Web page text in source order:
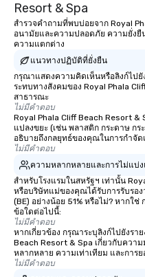
Resort & Spa
สำรวจคำถามที่พบบ่อยจาก Royal
อนามัยและความปลอดภัย ความยั่ง
ความแตกต่าง
แนวทางปฏิบัติที่ยั่งยืน
กรุณาแสดงความคิดเห็นหรือลิงก์ไป
ระทบทางสังคมของ Royal Phala
สาธารณะ
ไม่มีคำตอบ
Royal Phala Cliff Beach Resort
แปลงขยะ (เช่น พลาสติก กระดาษ ก
อธิบายถึงกลยุทธ์ของคุณในการกำจัด
ไม่มีคำตอบ
ความหลากหลายและการไม่แบ่
สำหรับโรงแรมในสหรัฐฯ เท่านั้น
หรือบริษัทแม่ของคุณได้รับการรับรอง
(BE) อย่างน้อย 51% หรือไม่? หากใ
ข้อใดต่อไปนี้:
ไม่มีคำตอบ
หากเกี่ยวข้อง กรุณาระบุลิงก์ไปยังรา
Beach Resort & Spa เกี่ยวกับควา
หลากหลาย ความเท่าเทียม และการ
ไม่มีคำตอบ